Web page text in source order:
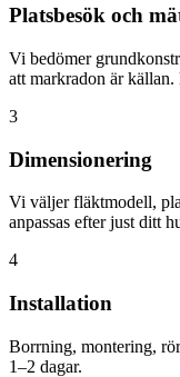
Platsbesök och
Vi bedömer
att markradon är
3
Dimensionering
Vi väljer fläktmodell,
anpassas efter just ditt
4
Installation
Borrning, montering,
1–2 dagar.